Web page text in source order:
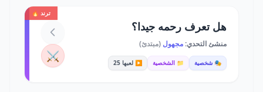
ترند 🔥
هل تعرف رحمه جيدا؟
منشئ التحدي:مجهول (مبتدئ)
🎭 شخصية 📁 الشخصية ▶️ لعبها 25 ⚔️